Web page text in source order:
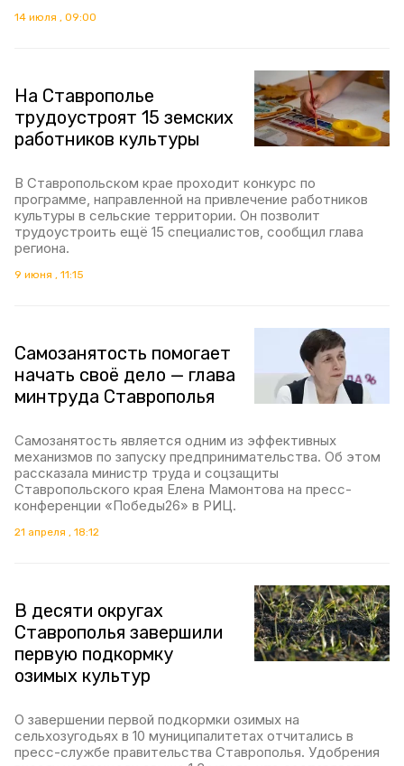
14 июля , 09:00
На Ставрополье
трудоустроят 15 земских
работников культуры
В Ставропольском крае проходит конкурс по
программе, направленной на привлечение работников
культуры в сельские территории. Он позволит
трудоустроить ещё 15 специалистов, сообщил глава
региона.
9 июня , 11:15
Самозанятость помогает
начать своё дело — глава
минтруда Ставрополья
Самозанятость является одним из эффективных
механизмов по запуску предпринимательства. Об этом
рассказала министр труда и соцзащиты
Ставропольского края Елена Мамонтова на пресс-
конференции «Победы26» в РИЦ.
21 апреля , 18:12
В десяти округах
Ставрополья завершили
первую подкормку
озимых культур
О завершении первой подкормки озимых на
сельхозугодьях в 10 муниципалитетах отчитались в
пресс-службе правительства Ставрополья. Удобрения